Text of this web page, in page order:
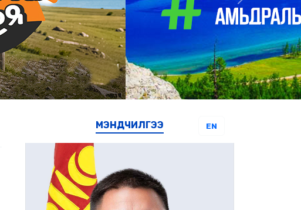
Next
МЭНДЧИЛГЭЭ EN